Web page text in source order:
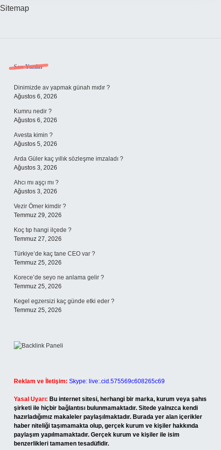
Sitemap
Sidebar
Son Yazılar
Dinimizde av yapmak günah mıdır ?
Ağustos 6, 2026
Kumru nedir ?
Ağustos 6, 2026
Avesta kimin ?
Ağustos 5, 2026
Arda Güler kaç yıllık sözleşme imzaladı ?
Ağustos 3, 2026
Ahcı mı aşçı mı ?
Ağustos 3, 2026
Vezir Ömer kimdir ?
Temmuz 29, 2026
Koç tıp hangi ilçede ?
Temmuz 27, 2026
Türkiye’de kaç tane CEO var ?
Temmuz 25, 2026
Korece’de seyo ne anlama gelir ?
Temmuz 25, 2026
Kegel egzersizi kaç günde etki eder ?
Temmuz 25, 2026
Reklam ve İletişim: Skype: live:.cid.575569c608265c69
Yasal Uyarı: Bu internet sitesi, herhangi bir marka, kurum veya şahıs
şirketi ile hiçbir bağlantısı bulunmamaktadır. Sitede yalnızca kendi
hazırladığımız makaleler paylaşılmaktadır. Burada yer alan içerikler
haber niteliği taşımamakta olup, gerçek kurum ve kişiler hakkında
paylaşım yapılmamaktadır. Gerçek kurum ve kişiler ile isim
benzerlikleri tamamen tesadüfidir.